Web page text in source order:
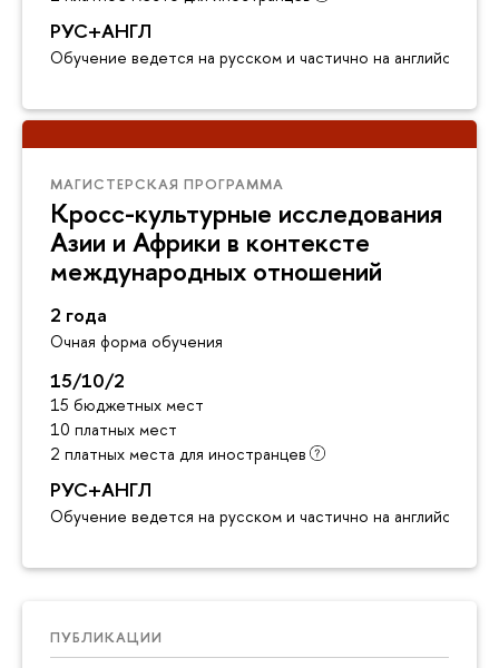
РУС+АНГЛ
Обучение ведется на русском и частично на английском
МАГИСТЕРСКАЯ ПРОГРАММА
Кросс-культурные исследования
Азии и Африки в контексте
международных отношений
2 года
Очная форма обучения
15/10/2
15 бюджетных мест
10 платных мест
2 платных места для иностранцев
РУС+АНГЛ
Обучение ведется на русском и частично на английском
ПУБЛИКАЦИИ